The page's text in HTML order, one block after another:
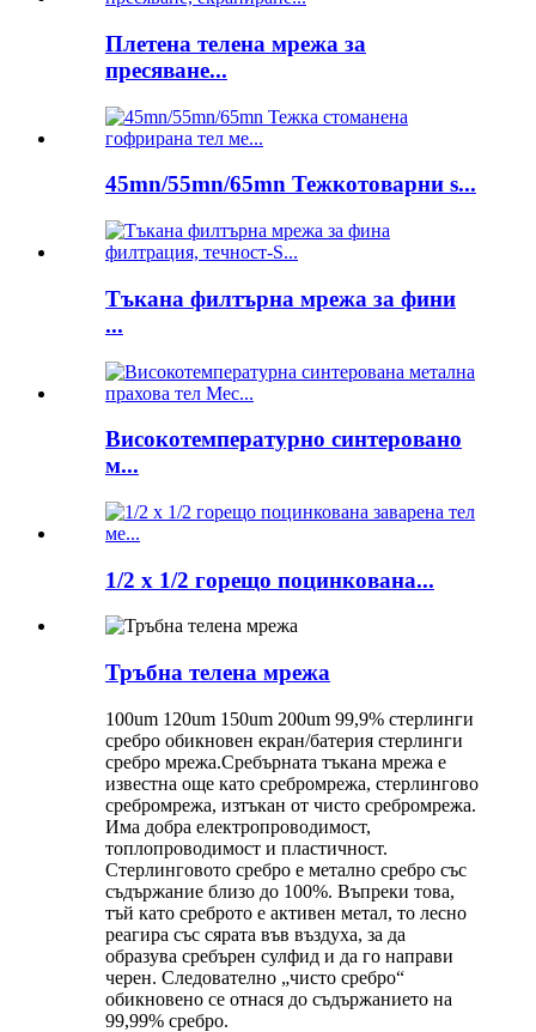
Плетена телена мрежа за
пресяване...
45mn/55mn/65mn Тежкотоварни s...
Тъкана филтърна мрежа за фини
...
Високотемпературно синтеровано
м...
1/2 x 1/2 горещо поцинкована...
Тръбна телена мрежа
100um 120um 150um 200um 99,9% стерлинги
сребро обикновен екран/батерия стерлинги
сребро мрежа.Сребърната тъкана мрежа е
известна още като сребромрежа, стерлингово
сребромрежа, изтъкан от чисто сребромрежа.
Има добра електропроводимост,
топлопроводимост и пластичност.
Стерлинговото сребро е метално сребро със
съдържание близо до 100%. Въпреки това,
тъй като среброто е активен метал, то лесно
реагира със сярата във въздуха, за да
образува сребърен сулфид и да го направи
черен. Следователно „чисто сребро“
обикновено се отнася до съдържанието на
99,99% сребро.